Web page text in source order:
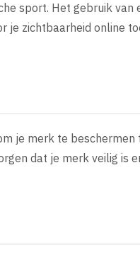
sport. Het gebruik van
je zichtbaarheid online
je merk te
dat je merk veilig is